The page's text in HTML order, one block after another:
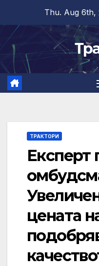
content
Thu. Aug 6th,
ТРАКТОРИ
Експерт
цената